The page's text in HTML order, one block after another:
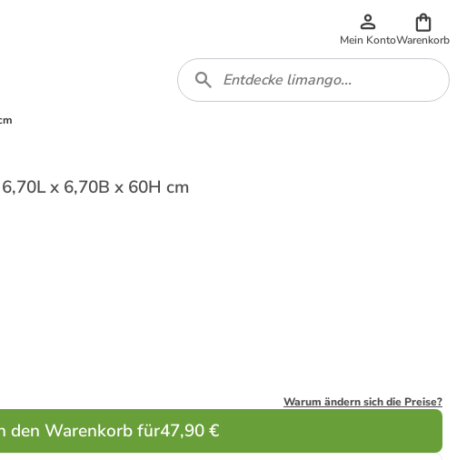
Mein KontoWarenkorb
x 6,70B x 60H cm
Warum ändern sich die Preise?
den Warenkorb für47,90 €